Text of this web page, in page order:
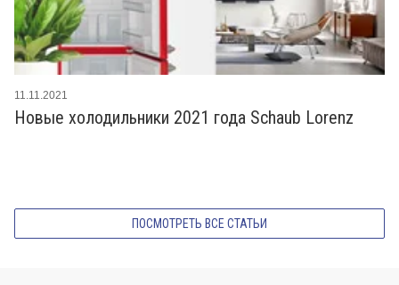
ПОСМОТРЕТЬ ВСЕ СТАТЬИ
Новые холодильники 2021 года Schaub Lorenz
11.11.2021